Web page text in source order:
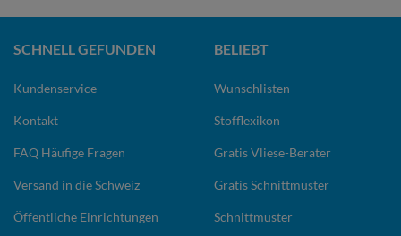
SCHNELL GEFUNDEN
Kundenservice
Kontakt
FAQ Häufige Fragen
Versand in die Schweiz
Öffentliche Einrichtungen
BELIEBT
Wunschlisten
Stofflexikon
Gratis Vliese-Berater
Gratis Schnittmuster
Schnittmuster